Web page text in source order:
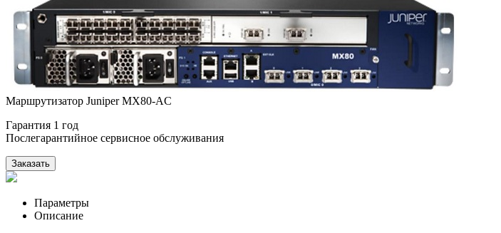
Маршрутизатор Juniper MX80-AC
Гарантия 1 год
Послегарантийное сервисное обслуживания
Заказать
Параметры
Описание